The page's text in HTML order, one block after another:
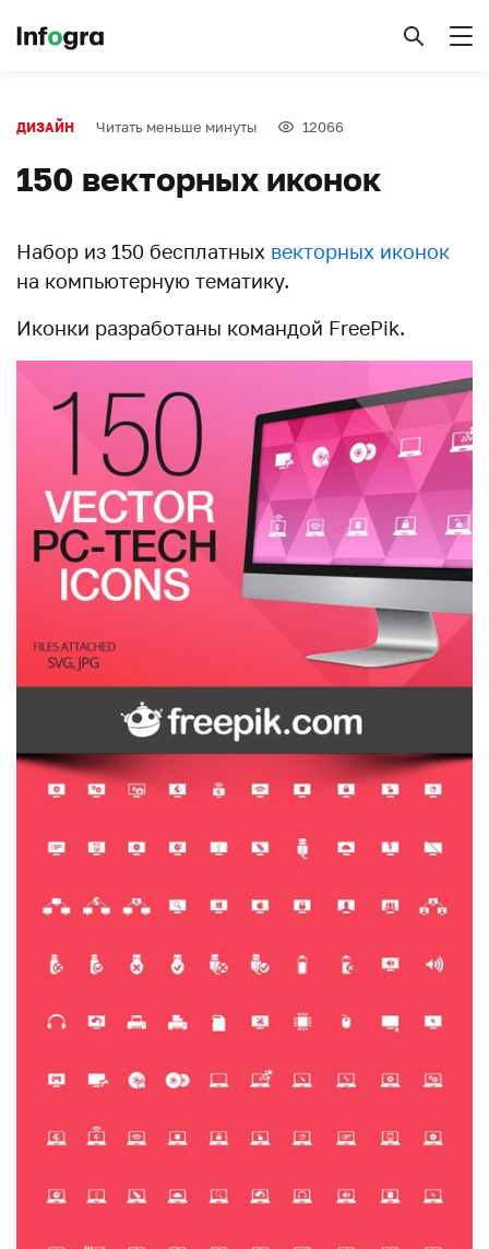
ДИЗАЙН Читать меньше минуты 12066
150 векторных иконок
Набор из 150 бесплатных векторных иконок
на компьютерную тематику.
Иконки разработаны командой FreePik.